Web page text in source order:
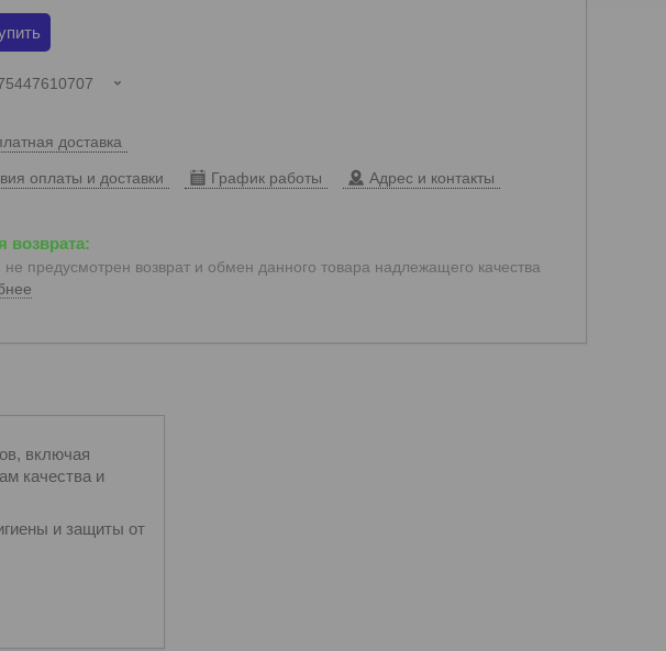
доставка
оплаты и доставки График работы Адрес и контакты
не предусмотрен возврат и обмен данного товара надлежащего качества
включая
качества и
и защиты от